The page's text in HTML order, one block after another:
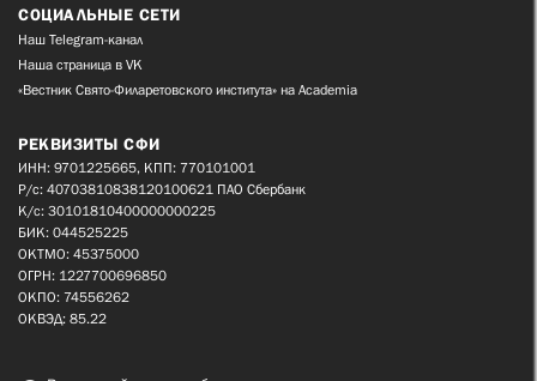
СОЦИАЛЬНЫЕ СЕТИ
Наш Telegram-канал
Наша страница в VK
«Вестник Свято-Филаретовского института» на Academia
РЕКВИЗИТЫ СФИ
ИНН: 9701225665, КПП: 770101001
Р/с: 40703810838120100621 ПАО Сбербанк
К/с: 30101810400000000225
БИК: 044525225
ОКТМО: 45375000
ОГРН: 1227700696850
ОКПО: 74556262
ОКВЭД: 85.22